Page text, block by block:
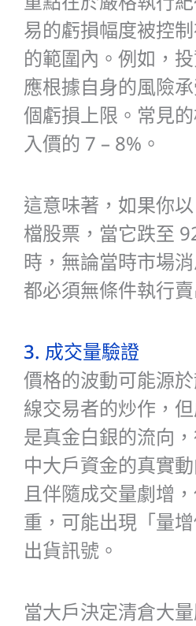
易的虧損幅度被控
的範圍內。例如，
應根據自身的風險
個虧損上限。常見
入價的 7 – 8%。
這意味著，如果你
檔股票，當它跌至
時，無論當時市場
都必須無條件執行賣
3. 成交量驗證
價格的波動可能源
線交易者的炒作，
是真金白銀的流向
中大戶資金的真實
且伴隨成交量劇增
重，可能出現「量
出貨訊號。
當大戶決定清倉大